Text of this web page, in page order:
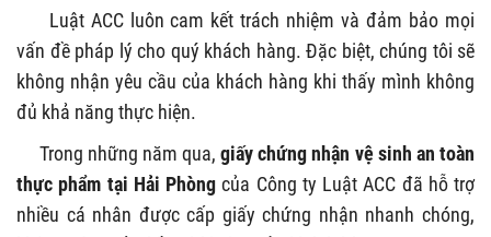
Luật ACC luôn cam kết trách nhiệm và đảm bảo mọi
vấn đề pháp lý cho quý khách hàng. Đặc biệt, chúng tôi sẽ
không nhận yêu cầu của khách hàng khi thấy mình không
đủ khả năng thực hiện.
Trong những năm qua, giấy chứng nhận vệ sinh an toàn
thực phẩm tại Hải Phòngcủa Công ty Luật ACC đã hỗ trợ
nhiều cá nhân được cấp giấy chứng nhận nhanh chóng,